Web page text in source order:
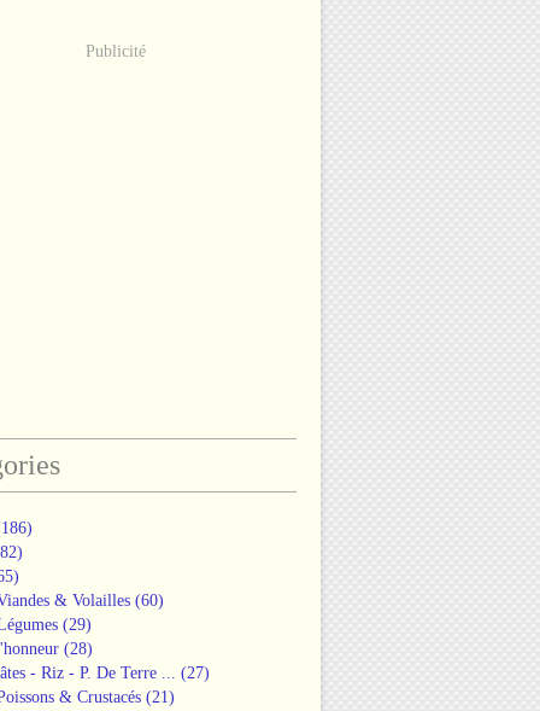
Publicité
& Volailles (60)
(29)
(28)
- Riz - P. De Terre ... (27)
& Crustacés (21)